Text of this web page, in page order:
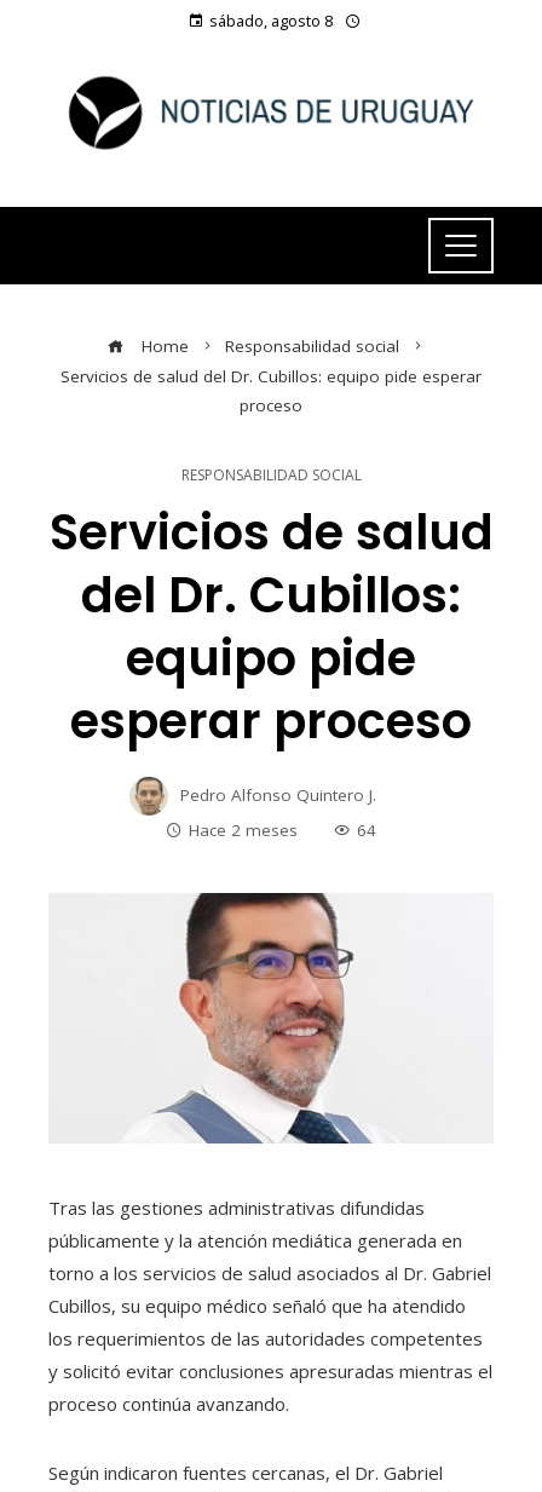
sábado, agosto 8
Home
Responsabilidad social
Servicios de salud del Dr. Cubillos: equipo pide esperar
proceso
RESPONSABILIDAD SOCIAL
Servicios de salud
del Dr. Cubillos:
equipo pide
esperar proceso
Pedro Alfonso Quintero J.
Hace 2 meses
64
Tras las gestiones administrativas difundidas
públicamente y la atención mediática generada en
torno a los servicios de salud asociados al Dr. Gabriel
Cubillos, su equipo médico señaló que ha atendido
los requerimientos de las autoridades competentes
y solicitó evitar conclusiones apresuradas mientras el
proceso continúa avanzando.
Según indicaron fuentes cercanas, el Dr. Gabriel